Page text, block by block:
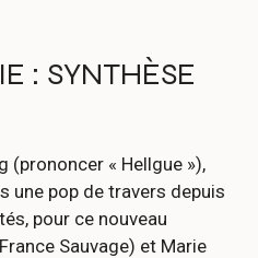
: SYNTHÈSE
(prononcer « Hellgue »),
une pop de travers depuis
pour ce nouveau
Sauvage) et Marie